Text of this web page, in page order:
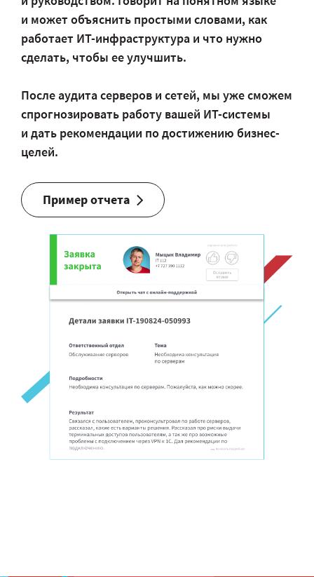
и может объяснить простыми словами, как
работает ИТ-инфраструктура и что нужно
сделать, чтобы ее улучшить.
После аудита серверов и сетей, мы уже сможем
спрогнозировать работу вашей ИТ-системы
и дать рекомендации по достижению бизнес-
целей.
Пример отчета